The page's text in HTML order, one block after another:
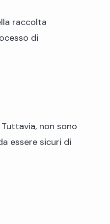
raccolta
di
Tuttavia, non sono
essere sicuri di